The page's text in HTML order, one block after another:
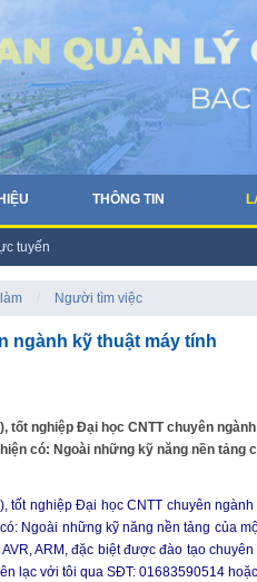
THÔNG TIN
tuyến
Người tìm việc
ngành kỹ thuật máy tính
tốt nghiệp Đại học CNTT chuyên
có: Ngoài những kỹ năng nền
tốt nghiệp Đại học CNTT chuyên
Ngoài những kỹ năng nền tảng của
ARM, đặc biệt được đào tạo
lạc với tôi qua SĐT: 01683590514